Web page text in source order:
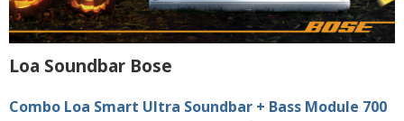
Loa Soundbar Bose
Combo Loa Smart Ultra Soundbar + Bass Module 700